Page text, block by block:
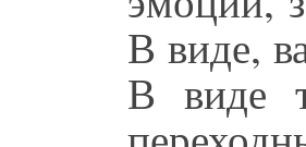
В виде,
В виде